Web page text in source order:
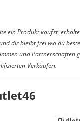
ein Produkt kaufst,
dir bleibt frei wo du
und Partnerschaften
Verkäufen.